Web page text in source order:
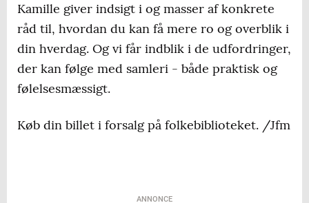
Kamille giver indsigt i og masser af konkrete
råd til, hvordan du kan få mere ro og overblik i
din hverdag. Og vi får indblik i de udfordringer,
der kan følge med samleri - både praktisk og
følelsesmæssigt.
Køb din billet i forsalg på folkebiblioteket. /Jfm
ANNONCE